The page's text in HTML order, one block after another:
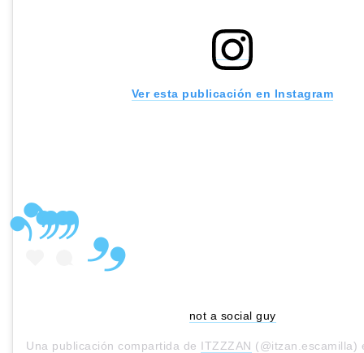
Ver esta publicación en Instagram
not a social guy
Una publicación compartida de ITZZZAN (@itzan.escamilla)